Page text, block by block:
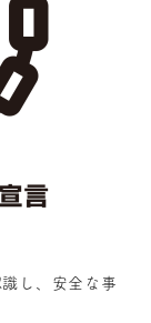
し、安全な事